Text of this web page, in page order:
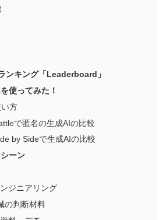
ンキング「Leaderboard」
使ってみた！
方
で匿名の生成AIの比較
by Sideで生成AIの比較
ーン
ジニアリング
の判断材料